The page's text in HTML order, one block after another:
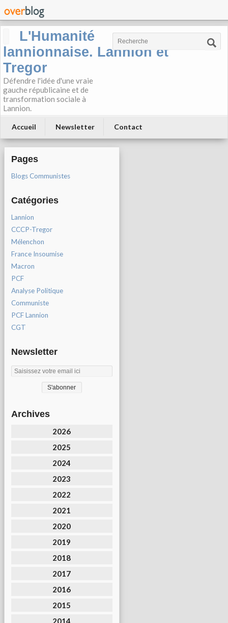
L'Humanité
lannionnaise. Lannion et
Tregor
Défendre l'idée d'une vraie
gauche républicaine et de
transformation sociale à
Lannion.
Accueil Newsletter Contact
Pages
Blogs Communistes
Catégories
Lannion
CCCP-Tregor
Mélenchon
France Insoumise
Macron
PCF
Analyse Politique
Communiste
PCF Lannion
CGT
Newsletter
Archives
2026
2025
2024
2023
2022
2021
2020
2019
2018
2017
2016
2015
2014